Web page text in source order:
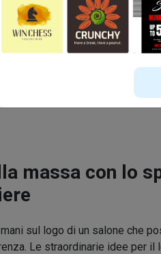
massa con lo
sul logo di un salone che
Le straordinarie idee per il